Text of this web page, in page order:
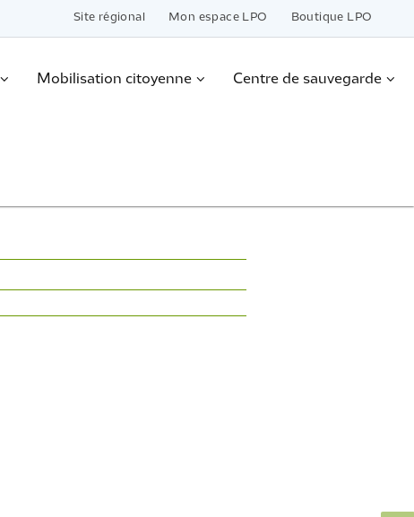
Site régional Mon espace LPO Boutique LPO
Mobilisation citoyenne Centre de sauvegarde